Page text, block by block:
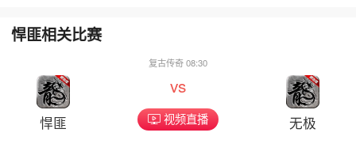
悍匪相关比赛
悍匪
复古传奇 08:30
vs
视频直播 无极